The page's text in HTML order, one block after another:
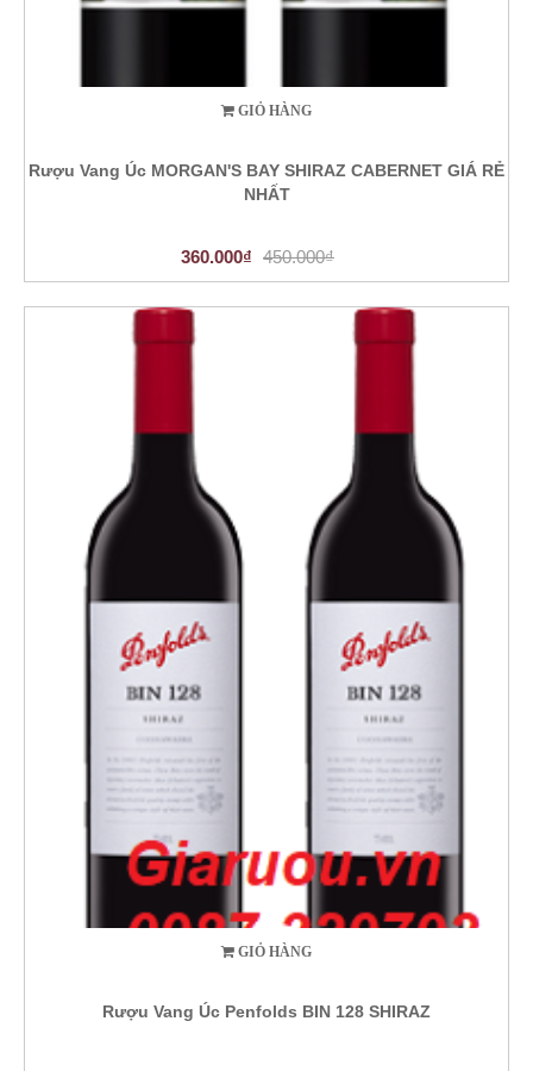
GIỎ HÀNG
Rượu Vang Úc MORGAN'S BAY SHIRAZ CABERNET GIÁ RẺ
NHẤT
360.000₫ 450.000₫
GIỎ HÀNG
Rượu Vang Úc Penfolds BIN 128 SHIRAZ